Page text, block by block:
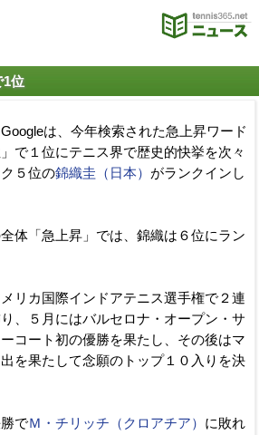
1位
は、今年検索された急上昇ワード
で１位にテニス界で歴史的快挙を次々
５位の錦織圭（日本） がランクインし
体「急上昇」では、錦織は６位にラン
リカ国際インドアテニス選手権で２連
、５月にはバルセロナ・オープン・サ
コート初の優勝を果たし、その後はマ
を果たして念願のトップ１０入りを決
でＭ・チリッチ（クロアチア） に敗れ